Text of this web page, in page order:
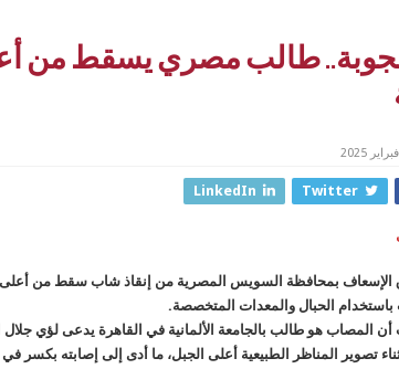
طالب مصري يسقط من
Twitter
LinkedIn
بمحافظة السويس المصرية من إنقاذ شاب سقط من أعلى
تصوير المناظر الطبيعية أعلى الجبل، ما أدى إلى إصابته بكسر